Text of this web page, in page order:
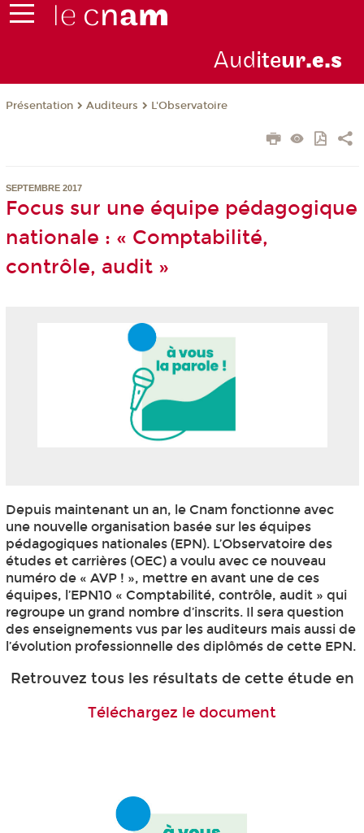
Auditeur.e.s
Présentation Auditeurs L'Observatoire
SEPTEMBRE 2017
Focus sur une équipe pédagogique
nationale : « Comptabilité,
contrôle, audit »
Depuis maintenant un an, le Cnam fonctionne avec
une nouvelle organisation basée sur les équipes
pédagogiques nationales (EPN). L’Observatoire des
études et carrières (OEC) a voulu avec ce nouveau
numéro de « AVP ! », mettre en avant une de ces
équipes, l’EPN10 « Comptabilité, contrôle, audit » qui
regroupe un grand nombre d’inscrits. Il sera question
des enseignements vus par les auditeurs mais aussi de
l’évolution professionnelle des diplômés de cette EPN.
Retrouvez tous les résultats de cette étude en
Téléchargez le document